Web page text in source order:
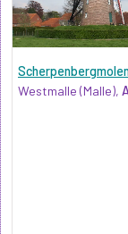
Westmalle (Malle),